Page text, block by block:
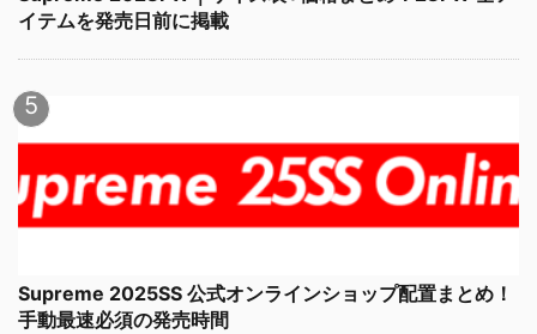
イテムを発売日前に掲載
Supreme 2025SS 公式オンラインショップ配置まとめ！
手動最速必須の発売時間